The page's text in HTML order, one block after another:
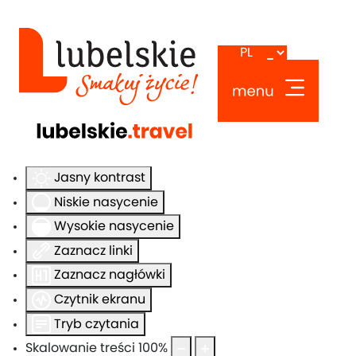
Ułatwienia dostępu
Odwróć kolory
Monochromatyczny
Jasny kontrast
Niskie nasycenie
Wysokie nasycenie
Zaznacz linki
Zaznacz nagłówki
Czytnik ekranu
Tryb czytania
Skalowanie treści 100%